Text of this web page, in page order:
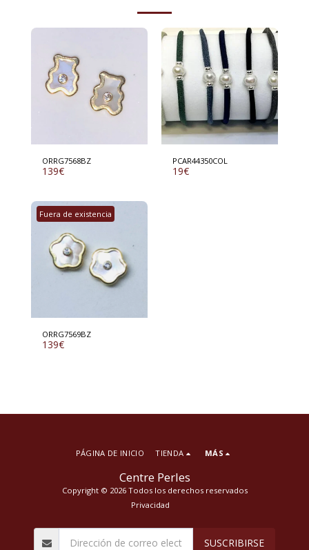
ORRG7568BZ
139€
PCAR44350COL
19€
Fuera de existencia
ORRG7569BZ
139€
Centre Perles
Copyright © 2026 Todos los derechos reservados
Privacidad
PÁGINA DE INICIO TIENDA MÁS
SUSCRIBIRSE